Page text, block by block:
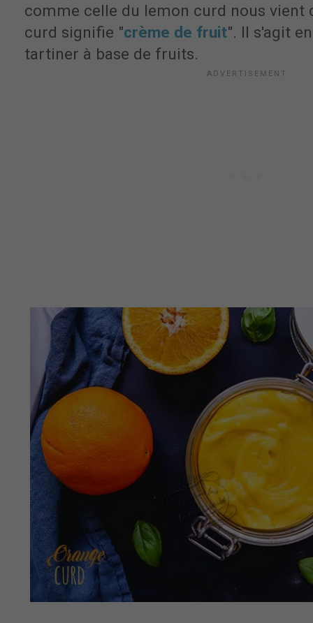
comme celle du lemon curd nous vient
curd signifie "crème de fruit". Il s'agit
tartiner à base de fruits.